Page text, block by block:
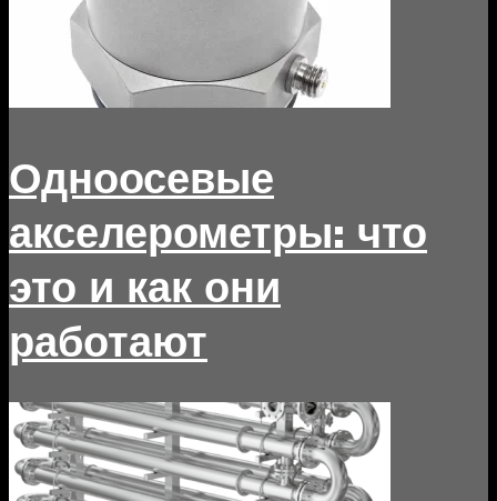
Одноосевые
акселерометры: что
это и как они
работают